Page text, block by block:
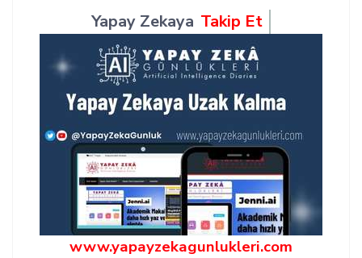
Yapay Zekaya Takip Et
www.yapayzekagunlukleri.com